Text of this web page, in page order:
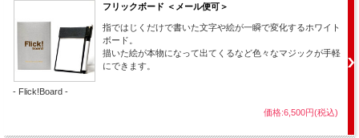
フリックボード ＜メール便可＞
指ではじくだけで書いた文字や絵が一瞬で変化するホワイト
ボード。
描いた絵が本物になって出てくるなど色々なマジックが手軽
にできます。
- Flick!Board -
価格:6,500円(税込)